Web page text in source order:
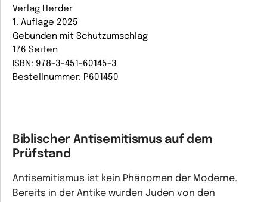
Verlag Herder
1. Auflage 2025
Gebunden mit Schutzumschlag
176 Seiten
ISBN: 978-3-451-60145-3
Bestellnummer: P601450
Biblischer Antisemitismus auf dem
Prüfstand
Antisemitismus ist kein Phänomen der Moderne.
Bereits in der Antike wurden Juden von den